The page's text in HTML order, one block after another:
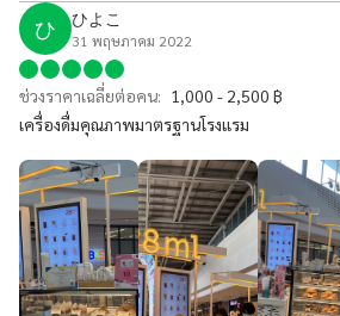
ひ ひよこ
31 พฤษภาคม 2022
ช่วงราคาเฉลี่ยต่อคน: 1,000 - 2,500 ฿
เครื่องดื่มคุณภาพมาตรฐานโรงแรม